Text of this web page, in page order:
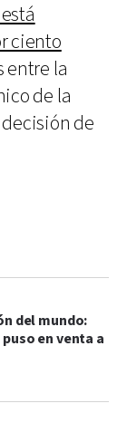
ciento
entre la
de la
de
del mundo:
en venta a